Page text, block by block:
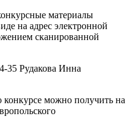
материалы
на адрес электронной
сканированной
35 Рудакова Инна
можно получить на